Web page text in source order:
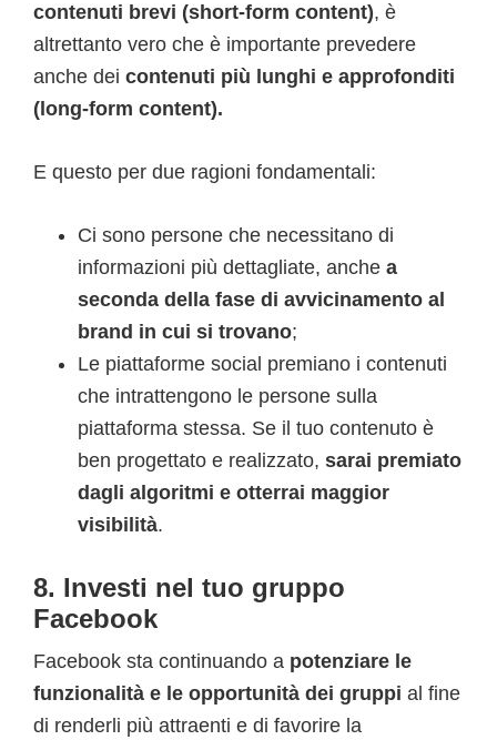
contenuti brevi (short-form content), è
altrettanto vero che è importante prevedere
anche dei contenuti più lunghi e approfonditi
(long-form content).
E questo per due ragioni fondamentali:
Ci sono persone che necessitano di
informazioni più dettagliate, anche a
seconda della fase di avvicinamento al
brand in cui si trovano;
Le piattaforme social premiano i contenuti
che intrattengono le persone sulla
piattaforma stessa. Se il tuo contenuto è
ben progettato e realizzato, sarai premiato
dagli algoritmi e otterrai maggior
visibilità.
8. Investi nel tuo gruppo
Facebook
Facebook sta continuando a potenziare le
funzionalità e le opportunità dei gruppi al fine
di renderli più attraenti e di favorire la